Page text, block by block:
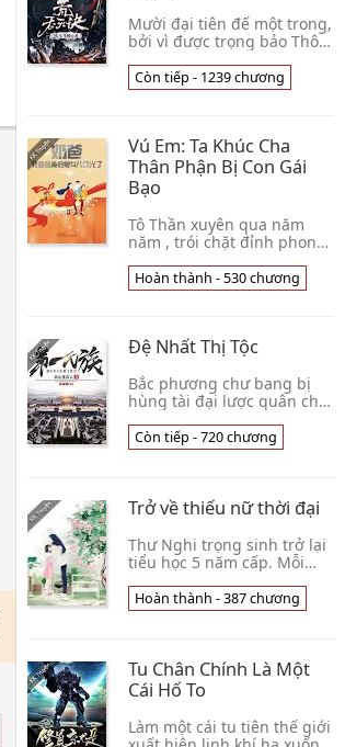
Mười đại tiên đế một trong,
bởi vì được trọng bảo Thôn
công chết thảm; mang theo
thần đỉnh sống lại trở về,
Còn tiếp - 1239 chương
Vú Em: Ta Khúc Cha
Thân Phận Bị Con Gái
Bạo
Tô Thần xuyên qua năm
năm , trói chặt đỉnh phong
cần làm ra lựa chọn là có
thể thu được ban thưởng .
Hoàn thành - 530 chương
Đệ Nhất Thị Tộc
Bắc phương chư bang bị
hùng tài đại lược quân chủ
Nhân cảnh người tu hành
phương nam Đại Tề hoàng
Còn tiếp - 720 chương
Trở về thiếu nữ thời đại
Thư Nghi trọng sinh trở lại
tiểu học 5 năm cấp. Mỗi
ăn, cần thiết xuyên giày bộ
hơi cơ khóa, bạn tốt phải
Hoàn thành - 387 chương
Tu Chân Chính Là Một
Cái Hố To
Làm một cái tu tiên thế giới